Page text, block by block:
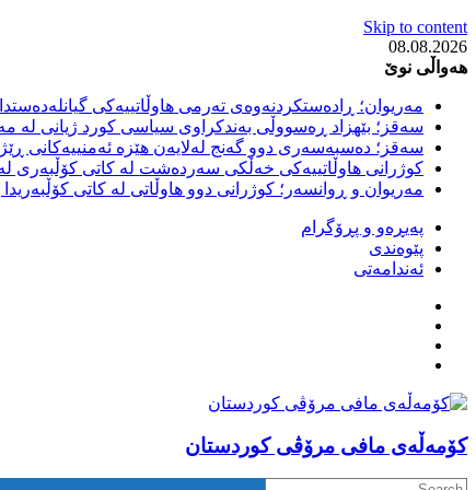
Skip to content
08.08.2026
هەواڵی نوێ
مەریوان؛ ڕادەستکردنەوەی تەرمی هاوڵاتییەکی
سەقز؛ بێهزاد ڕەسووڵی بەندکراوی سیاسی کورد ژیانی لە
سەقز؛ دەسبەسەری دوو گەنج لەلایەن هێزە ئەمنییەکانی
کوژرانی هاوڵاتییەکی خەڵکی سەردەشت لە کاتی کۆڵبەری
مەریوان و ڕوانسەر؛ کوژرانی دوو هاوڵاتی لە کاتی
پەیڕەو و پڕۆگرام
پێوەندی
ئەندامەتی
كۆمه‌ڵه‌ی مافی مرۆڤی کوردستان